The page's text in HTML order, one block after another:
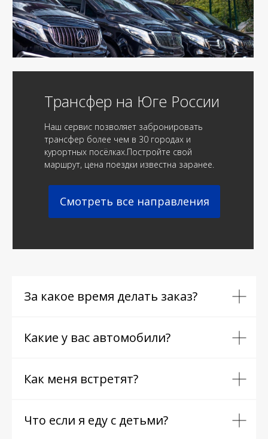
Трансфер на Юге России
Наш сервис позволяет забронировать
трансфер более чем в 30 городах и
курортных посёлках.Постройте свой
маршрут, цена поездки известна заранее.
Смотреть все направления
За какое время делать заказ?
Какие у вас автомобили?
Как меня встретят?
Что если я еду с детьми?